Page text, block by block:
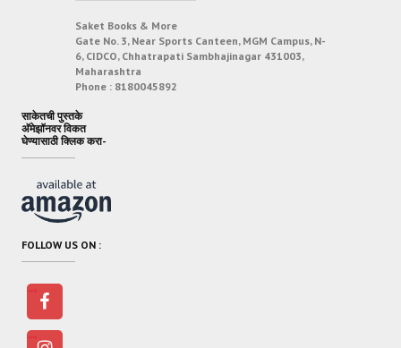
Saket Books & More
Gate No. 3, Near Sports Canteen, MGM Campus, N-
6, CIDCO, Chhatrapati Sambhajinagar 431003,
Maharashtra
Phone : 8180045892
साकेतची पुस्तके
अ‍ॅमेझॉनवर विकत
घेण्यासाठी क्लिक करा-
FOLLOW US ON :